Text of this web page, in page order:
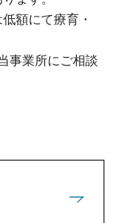
額にて療育・
事業所にご相談